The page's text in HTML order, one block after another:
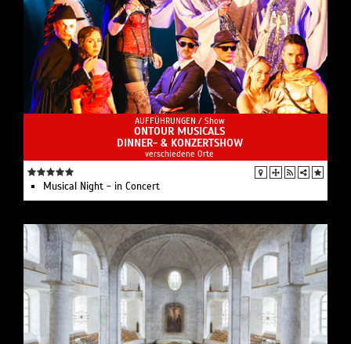
AUFFÜHRUNGEN / Show
ONTOUR MUSICALS
DINNER- & KONZERTSHOW
verschiedene Orte
Musical Night - in Concert